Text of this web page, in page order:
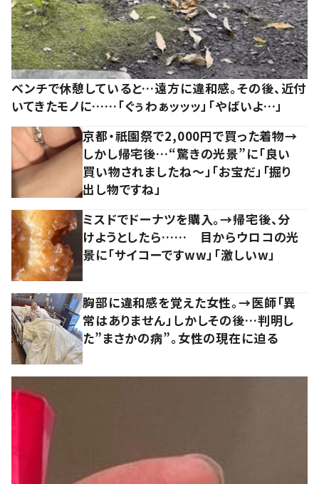
ベンチで休憩していると…遠方に違和感。その後、近付
いてきたモノに……「ぐぅわぁッッッ」「やばいよ…」
京都・祇園祭で2,000円で買った着物→
しかし帰宅後…“驚きの光景”に「良い
買い物されましたね～」「お宝だ」「掘り
出し物ですね」
ミスドでドーナツを購入。→帰宅後、分
けようとしたら…… 目からウロコの光
景に「サイコーですww」「激しいw」
胸部に違和感を覚えた女性。→医師「異
常はありません」しかしその後…判明し
た”まさかの病”。女性の現在に迫る